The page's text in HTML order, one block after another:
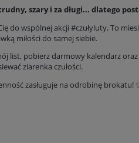
szary i za długi... dlatego
do wspólnej akcji #czułyluty. To
miłości do samej siebie.
list, pobierz darmowy kalendarz
ziarenka czułości.
zasługuje na odrobinę brokatu!